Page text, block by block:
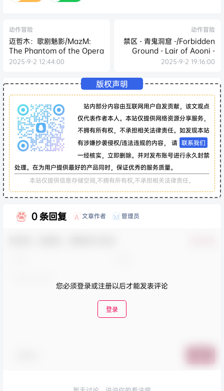
动作冒险
迈哲木：歌剧魅影/MazM:
The Phantom of the Opera
2025-9-2 12:44:00
动作冒险
禁区 - 青鬼洞窟 -/Forbidden
Ground - Lair of Aooni -
2025-9-2 19:16:00
版权声明
站内部分内容由互联网用户自发贡献，该文观点
仅代表作者本人。本站仅提供网络资源分享服务，
不拥有所有权，不承担相关法律责任。如发现本站
有涉嫌抄袭侵权/违法违规的内容， 请 联系我们
一经核实，立即删除。并对发布账号进行永久封禁
处理。在为用户提供最好的产品同时，保证优秀的服务质量。
本站仅提供信息存储空间,不拥有所有权,不承担相关法律责任。
0 条回复 A 文章作者 M 管理员
您必须登录或注册以后才能发表评论
登录